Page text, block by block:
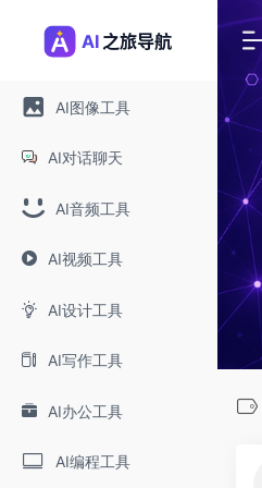
AI图像工具
AI对话聊天
AI音频工具
AI视频工具
AI设计工具
AI写作工具
AI办公工具
AI编程工具